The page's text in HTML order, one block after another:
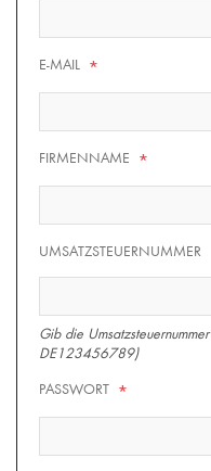
E-MAIL *
FIRMENNAME *
UMSATZSTEUERNUMMER
Gib die
DE123456789)
PASSWORT *